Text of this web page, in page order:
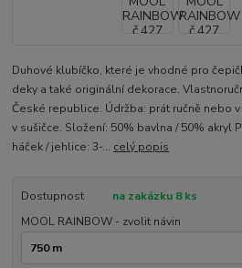
Duhové klubíčko, které je vhodné pro
deky a také originální dekorace.
České republice. Údržba: prát ručně nebo
v sušičce. Složení: 50% bavlna / 50% akryl
háček / jehlice: 3-... celý popis
Dostupnost
na zakázku 8 ks
MOOL RAINBOW - zvolit návin